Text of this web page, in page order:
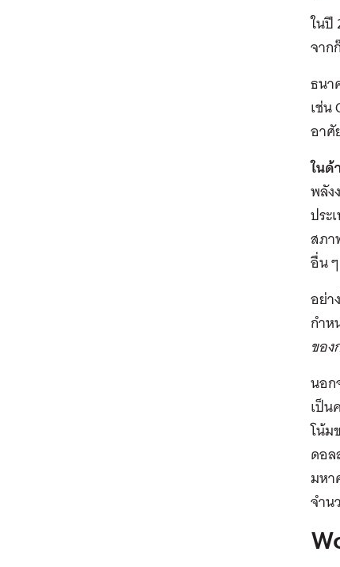
ในปี
จาก
ธนา
เช่น
อาศั
ในด้
พลัง
ประ
สภา
อื่น
อย่า
กำห
ของ
นอก
เป็น
โน้ม
ดอล
มหา
จำน